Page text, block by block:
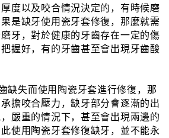
度以及咬合情況決定的，有時候磨
是缺牙使用瓷牙套修復，那麼就需
牙，對於健康的牙齒存在一定的傷
握好，有的牙齒甚至會出現牙齒酸
缺失而使用陶瓷牙套進行修復，那
擔咬合壓力，缺牙部分會逐漸的出
嚴重的情況下，甚至會出現兩邊的
使用陶瓷牙套修復缺牙，並不能永